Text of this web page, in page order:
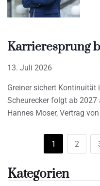
Karrieresprung
13. Juli 2026
Greiner sichert
Scheurecker folgt ab
Hannes Moser, Vertrag
1 2
Kategorien